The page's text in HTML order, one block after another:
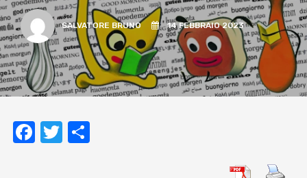
SALVATORE BRUNO 14 FEBBRAIO 2023
Facebook
Twitter